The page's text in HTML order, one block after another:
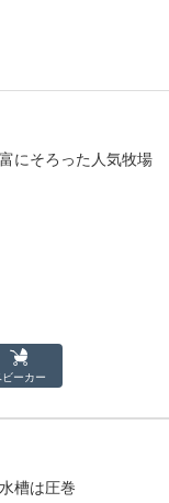
にそろった人気牧場
ビーカー
槽は圧巻